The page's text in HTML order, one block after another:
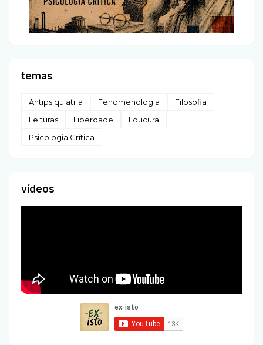
temas
Antipsiquiatria Fenomenologia
Filosofia
Leituras
Liberdade
Loucura
Psicologia Crítica
vídeos